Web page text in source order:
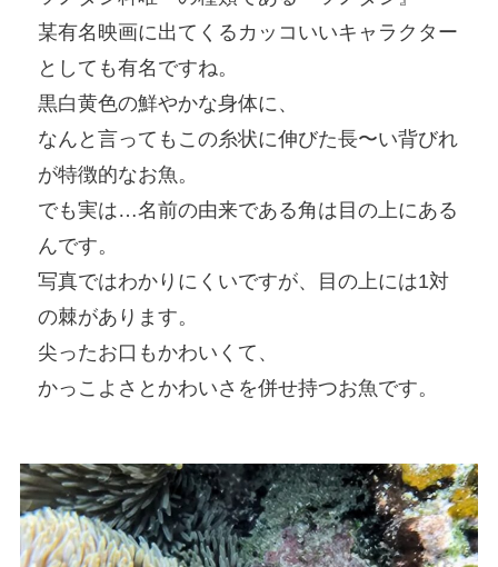
某有名映画に出てくるカッコいいキャラクター
としても有名ですね。
黒白黄色の鮮やかな身体に、
なんと言ってもこの糸状に伸びた長〜い背びれ
が特徴的なお魚。
でも実は…名前の由来である角は目の上にある
んです。
写真ではわかりにくいですが、目の上には1対
の棘があります。
尖ったお口もかわいくて、
かっこよさとかわいさを併せ持つお魚です。